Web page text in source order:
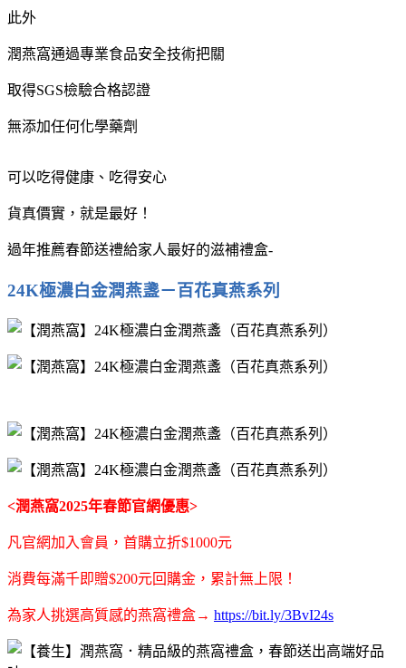
此外
潤燕窩通過專業食品安全技術把關
取得SGS檢驗合格認證
無添加任何化學藥劑
可以吃得健康、吃得安心
貨真價實，就是最好！
過年推薦春節送禮給家人最好的滋補禮盒-
24K極濃⽩⾦潤燕盞－百花真燕系列
<潤燕窩2025年春節官網優惠>
凡官網加⼊會員，⾸購立折$1000元
消費每滿千即贈$200元回購⾦，累計無上限！
為家人挑選高質感的燕窩禮盒→ https://bit.ly/3BvI24s